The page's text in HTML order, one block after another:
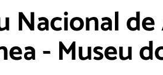
Nacional
- Museu